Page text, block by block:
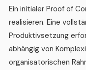
Ein initialer Proof of
realisieren. Eine
Produktivsetzung
abhängig von
organisatorischen